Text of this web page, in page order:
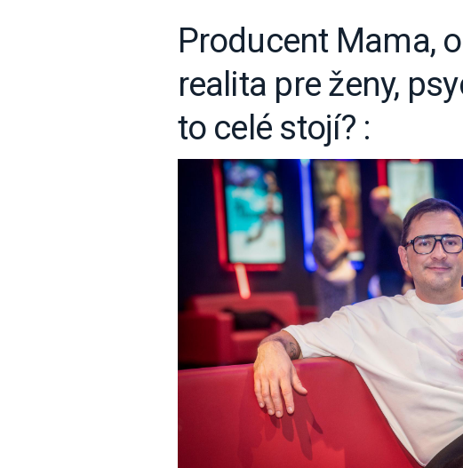
Producent Mama,
realita pre ženy,
to celé stojí? :